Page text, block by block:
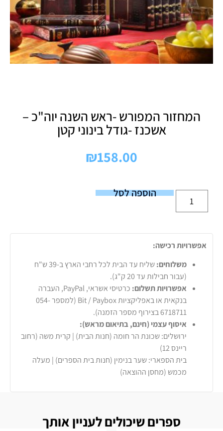
המחזור המפורש -ראש השנה יוה"כ –
אשכנז -גודל בינוני קטן
₪158.00
הוספה לסל
אפשרויות רכישה:
משלוחים:
שליח עד הבית לכל רחבי הארץ ב-39 ש"ח
(עבור חבילות עד 20 ק"ג).
אפשרויות תשלום:
כרטיסי אשראי, PayPal, העברה
בנקאית או באפליקציות Bit / Paybox (למספר 054-
6718711 בצירוף מספר הזמנה).
איסוף עצמי (חינם, בתיאום מראש):
ירושלים: שכונת הר חומה (חנות הבית) | קרית משה (רחוב
ריינס 12)
בית הספארי: שער בנימין (חנות בית הספרים) | מעלה
מכמש (מחסן ההוצאה)
ספרים שיכולים לעניין אותך